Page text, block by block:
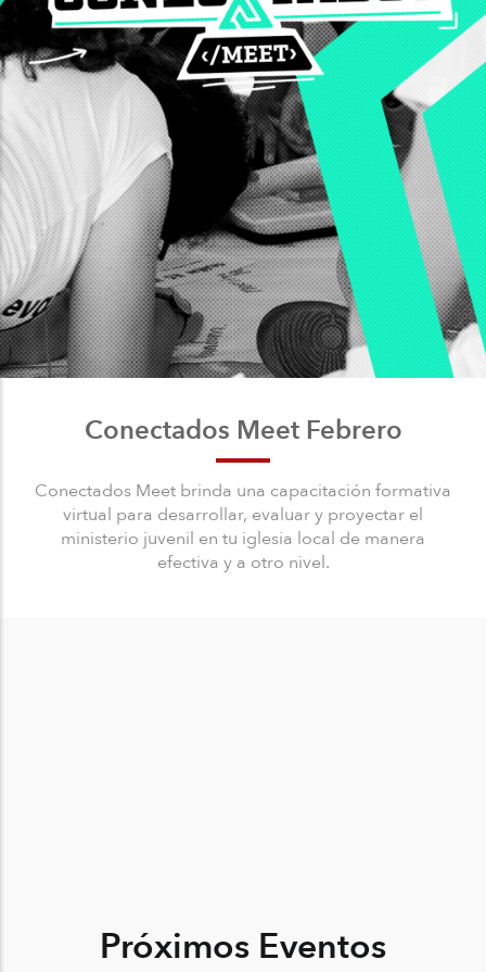
Conectados Meet Febrero
Conectados Meet brinda una capacitación formativa
virtual para desarrollar, evaluar y proyectar el
ministerio juvenil en tu iglesia local de manera
efectiva y a otro nivel.
Próximos Eventos